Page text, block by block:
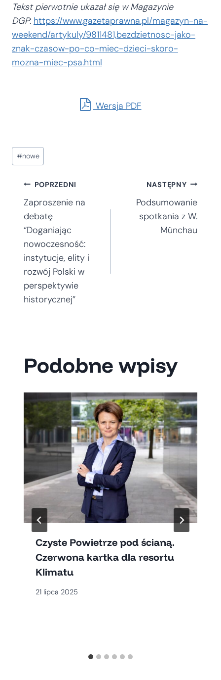
Tekst pierwotnie ukazał się w Magazynie
DGP: https://www.gazetaprawna.pl/magazyn-na-
weekend/artykuly/9811481,bezdzietnosc-jako-
znak-czasow-po-co-miec-dzieci-skoro-
mozna-miec-psa.html
Wersja PDF
Tagi
wpisu:
#nowe
Nawigacja
wpisu
POPRZEDNI
Zaproszenie na
debatę
“Doganiając
nowoczesność:
instytucje, elity i
rozwój Polski w
perspektywie
historycznej”
NASTĘPNY
Podsumowanie
spotkania z W.
Münchau
Podobne wpisy
Czyste Powietrze pod ścianą.
Czerwona kartka dla resortu
Klimatu
21 lipca 2025